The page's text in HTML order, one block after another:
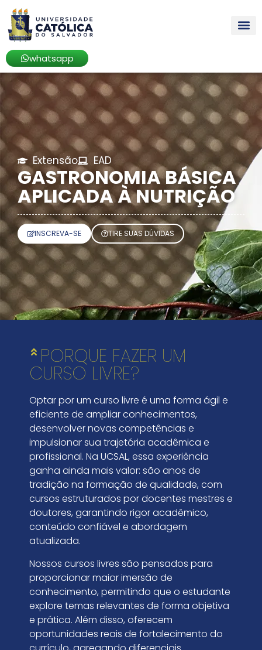
whatsapp
Extensão EAD
GASTRONOMIA BÁSICA
APLICADA À NUTRIÇÃO
INSCREVA-SE TIRE SUAS DÚVIDAS
PORQUE FAZER UM
CURSO LIVRE?
Optar por um curso livre é uma forma ágil e
eficiente de ampliar conhecimentos,
desenvolver novas competências e
impulsionar sua trajetória acadêmica e
profissional. Na UCSAL, essa experiência
ganha ainda mais valor: são anos de
tradição na formação de qualidade, com
cursos estruturados por docentes mestres e
doutores, garantindo rigor acadêmico,
conteúdo confiável e abordagem
atualizada.
Nossos cursos livres são pensados para
proporcionar maior imersão de
conhecimento, permitindo que o estudante
explore temas relevantes de forma objetiva
e prática. Além disso, oferecem
oportunidades reais de fortalecimento do